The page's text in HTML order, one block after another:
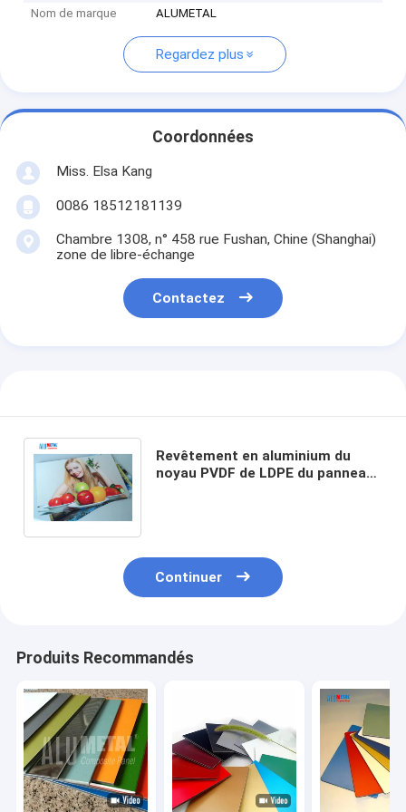
Nom de marque
ALUMETAL
Regardez plus
Coordonnées
Miss. Elsa Kang
0086 18512181139
Chambre 1308, n° 458 rue Fushan, Chine (Shanghai)
zone de libre-échange
Contactez
Revêtement en aluminium du
noyau PVDF de LDPE du panneau
Continuer
Produits Recommandés